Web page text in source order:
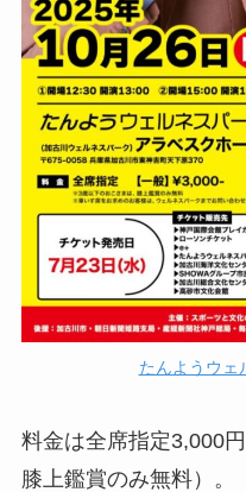
たんようウェ
料金は全席指定3,000
膝上鑑賞のみ無料）。